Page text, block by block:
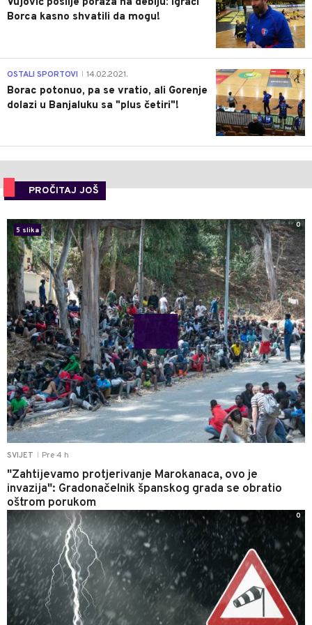
Vujović poslije poraza na debiju: Igrači
Borca kasno shvatili da mogu!
3
OSTALI SPORTOVI 14.02.2021.
Borac potonuo, pa se vratio, ali Gorenje
dolazi u Banjaluku sa "plus četiri"!
PROČITAJ JOŠ
SVIJET Pre 4 h
"Zahtijevamo protjerivanje Marokanaca, ovo je
invazija": Gradonačelnik španskog grada se obratio
oštrom porukom
5 slika
0
0